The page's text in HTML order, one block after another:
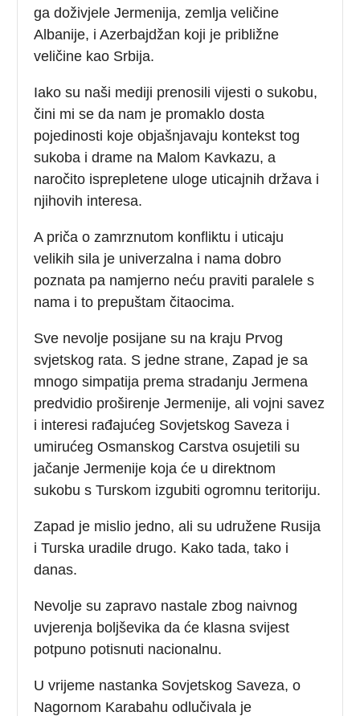
ga doživjele Jermenija, zemlja veličine
Albanije, i Azerbajdžan koji je približne
veličine kao Srbija.
Iako su naši mediji prenosili vijesti o sukobu,
čini mi se da nam je promaklo dosta
pojedinosti koje objašnjavaju kontekst tog
sukoba i drame na Malom Kavkazu, a
naročito isprepletene uloge uticajnih država i
njihovih interesa.
A priča o zamrznutom konfliktu i uticaju
velikih sila je univerzalna i nama dobro
poznata pa namjerno neću praviti paralele s
nama i to prepuštam čitaocima.
Sve nevolje posijane su na kraju Prvog
svjetskog rata. S jedne strane, Zapad je sa
mnogo simpatija prema stradanju Jermena
predvidio proširenje Jermenije, ali vojni savez
i interesi rađajućeg Sovjetskog Saveza i
umirućeg Osmanskog Carstva osujetili su
jačanje Jermenije koja će u direktnom
sukobu s Turskom izgubiti ogromnu teritoriju.
Zapad je mislio jedno, ali su udružene Rusija
i Turska uradile drugo. Kako tada, tako i
danas.
Nevolje su zapravo nastale zbog naivnog
uvjerenja boljševika da će klasna svijest
potpuno potisnuti nacionalnu.
U vrijeme nastanka Sovjetskog Saveza, o
Nagornom Karabahu odlučivala je